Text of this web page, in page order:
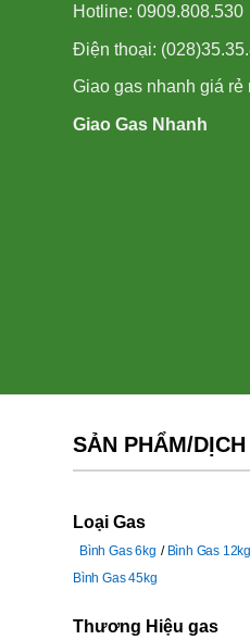
Hotline: 0909.808.530
Điện thoại:
Giao gas nhanh giá rẻ
Giao Gas Nhanh
SẢN PHẨM/DỊCH
Loại Gas
Bình Gas 6kg Bình Gas 12kg
Bình Gas 45kg
Thương Hiệu gas